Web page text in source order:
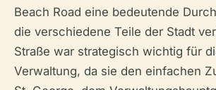
Beach Road eine bedeutende
die verschiedene Teile der Stadt
Straße war strategisch wichtig für
Verwaltung, da sie den einfachen